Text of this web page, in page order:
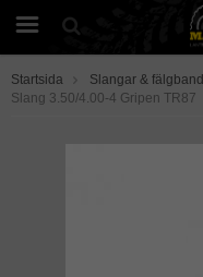
Startsida Slangar & fälgband
Slang 3.50/4.00-4 Gripen TR87